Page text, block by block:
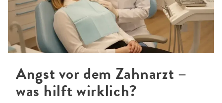
Angst vor dem Zahnarzt –
was hilft wirklich?